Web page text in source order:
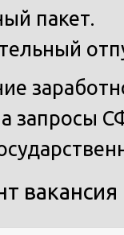
пакет.
запросы
вакансия